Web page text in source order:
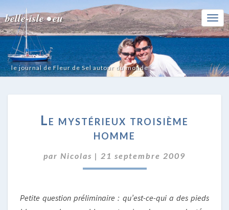
belle-isle • eu
le journal de Fleur de Sel autour du monde
MYSTÉRIEUX
TROISIÈME
HOMME
Le mystérieux troisième
homme
par Nicolas | 21 septembre 2009
Petite question préliminaire : qu’est-ce-qui a des pieds